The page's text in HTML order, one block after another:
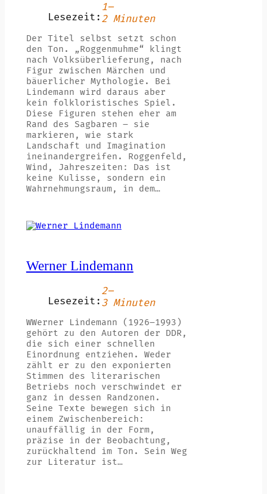
Lesezeit:
1–
2 Minuten
Der Titel selbst setzt schon
den Ton. „Roggenmuhme“ klingt
nach Volksüberlieferung, nach
Figur zwischen Märchen und
bäuerlicher Mythologie. Bei
Lindemann wird daraus aber
kein folkloristisches Spiel.
Diese Figuren stehen eher am
Rand des Sagbaren – sie
markieren, wie stark
Landschaft und Imagination
ineinandergreifen. Roggenfeld,
Wind, Jahreszeiten: Das ist
keine Kulisse, sondern ein
Wahrnehmungsraum, in dem…
Werner Lindemann
Lesezeit:
2–
3 Minuten
WWerner Lindemann (1926–1993)
gehört zu den Autoren der DDR,
die sich einer schnellen
Einordnung entziehen. Weder
zählt er zu den exponierten
Stimmen des literarischen
Betriebs noch verschwindet er
ganz in dessen Randzonen.
Seine Texte bewegen sich in
einem Zwischenbereich:
unauffällig in der Form,
präzise in der Beobachtung,
zurückhaltend im Ton. Sein Weg
zur Literatur ist…